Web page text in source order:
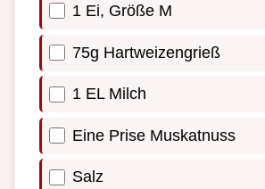
1 Ei, Größe M
75g Hartweizengrieß
1 EL Milch
Eine Prise Muskatnuss
Salz